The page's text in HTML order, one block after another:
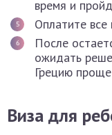
время и
Оплатите
После
ожидать
Грецию
Виза для